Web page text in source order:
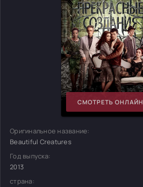
СМОТРЕТЬ ОНЛАЙН
Оригинальное название:
Beautiful Creatures
Год выпуска:
2013
страна: